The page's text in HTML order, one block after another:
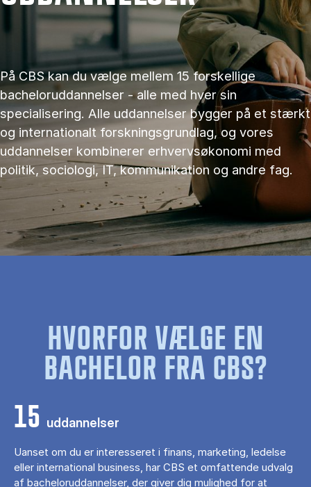
På CBS kan du vælge mellem 15 forskellige
bacheloruddannelser - alle med hver sin
specialisering. Alle uddannelser bygger på et stærkt
og internationalt forskningsgrundlag, og vores
uddannelser kombinerer erhvervsøkonomi med
politik, sociologi, IT, kommunikation og andre fag.
HVORFOR VÆLGE EN
BACHELOR FRA CBS?
15 uddannelser
Uanset om du er interesseret i finans, marketing, ledelse
eller international business, har CBS et omfattende udvalg
af bacheloruddannelser, der giver dig mulighed for at